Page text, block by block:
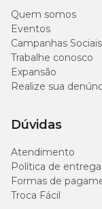
Quem somos
Eventos
Campanhas Sociais
Trabalhe conosco
Expansão
Realize sua
Dúvidas
Atendimento
Política de
Formas de
Troca Fácil